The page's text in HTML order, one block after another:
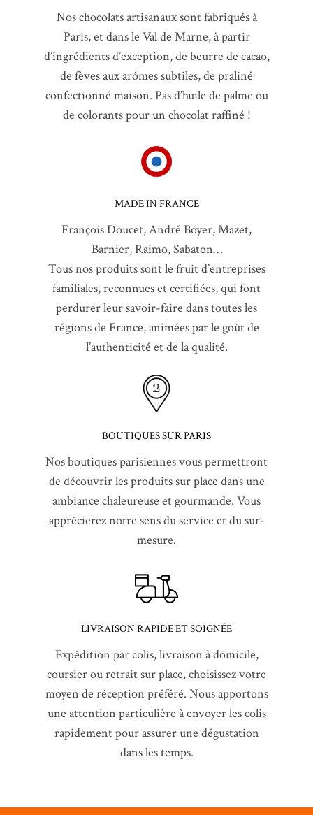
Nos chocolats artisanaux sont fabriqués à
Paris, et dans le Val de Marne, à partir
d’ingrédients d’exception, de beurre de cacao,
de fèves aux arômes subtiles, de praliné
confectionné maison. Pas d’huile de palme ou
de colorants pour un chocolat raffiné !
MADE IN FRANCE
François Doucet, André Boyer, Mazet,
Barnier, Raimo, Sabaton…
Tous nos produits sont le fruit d’entreprises
familiales, reconnues et certifiées, qui font
perdurer leur savoir-faire dans toutes les
régions de France, animées par le goût de
l’authenticité et de la qualité.
BOUTIQUES SUR PARIS
Nos boutiques parisiennes vous permettront
de découvrir les produits sur place dans une
ambiance chaleureuse et gourmande. Vous
apprécierez notre sens du service et du sur-
mesure.
LIVRAISON RAPIDE ET SOIGNÉE
Expédition par colis, livraison à domicile,
coursier ou retrait sur place, choisissez votre
moyen de réception préféré. Nous apportons
une attention particulière à envoyer les colis
rapidement pour assurer une dégustation
dans les temps.